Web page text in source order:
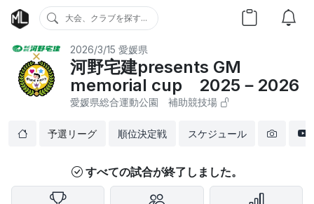
大会、クラブを探す...
2026/3/15 愛媛県
河野宅建presents GM
memorial cup 2025－2026
愛媛県総合運動公園 補助競技場
予選リーグ 順位決定戦 スケジュール
すべての試合が終了しました。